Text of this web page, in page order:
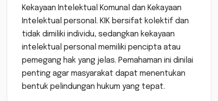
Kekayaan Intelektual Komunal dan Kekayaan
Intelektual personal. KIK bersifat kolektif dan
tidak dimiliki individu, sedangkan kekayaan
intelektual personal memiliki pencipta atau
pemegang hak yang jelas. Pemahaman ini dinilai
penting agar masyarakat dapat menentukan
bentuk pelindungan hukum yang tepat.